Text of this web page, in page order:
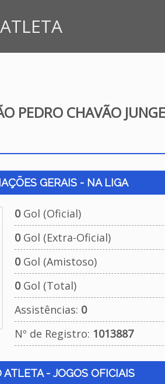
PEDRO CHAVÃO
GERAIS - NA LIGA
0Gol (Oficial)
0Gol (Extra-Oficial)
0Gol (Amistoso)
0Gol (Total)
Assistências: 0
Nº de Registro: 1013887
ATLETA - JOGOS OFICIAIS